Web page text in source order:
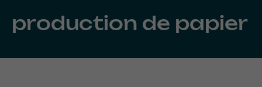
production de papier